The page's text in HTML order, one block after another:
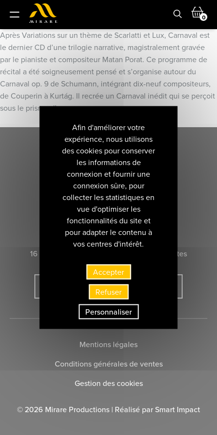
0
Après Variations sur un thème de Scarlatti et Lux, Carnaval est
le dernier CD d’une trilogie narrative, magistralement gravée
par le pianiste et compositeur Matan Porat. Ce programme de
récital a été soigneusement pensé et s’organise autour du
Carnaval op. 9 de Schumann, intégrant dix-neuf compositeurs,
de Couperin à Kurtág. Il recrée un Carnaval inédit qui se perçoit
sous le prisme d’un masque nouveau.
CONTACTEZ-NOUS
16 rue Marie-Anne du Boccage 44000 Nantes
INSCRIVEZ-VOUS À LA NEWSLETTER
Mentions légales
Conditions générales de ventes
Gestion des cookies
© 2026 Mirare Productions | Réalisé parSmart Impact
Afin d'améliorer votre
expérience, nous utilisons
des cookies pour conserver
les informations de
connexion et fournir une
connexion sûre, pour
collecter les statistiques en
vue d'optimiser les
fonctionnalités du site et
pour adapter le contenu à
vos centres d'intérêt.
Accepter
Refuser
Personnaliser